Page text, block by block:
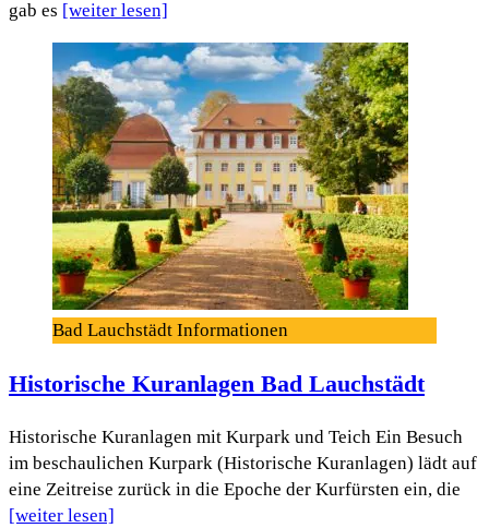
gab es [weiter lesen]
Bad Lauchstädt Informationen
Historische Kuranlagen Bad Lauchstädt
Historische Kuranlagen mit Kurpark und Teich Ein Besuch
im beschaulichen Kurpark (Historische Kuranlagen) lädt auf
eine Zeitreise zurück in die Epoche der Kurfürsten ein, die
[weiter lesen]